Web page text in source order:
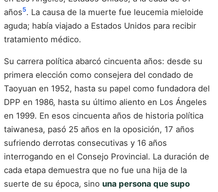
años5. La causa de la muerte fue leucemia mieloide
aguda; había viajado a Estados Unidos para recibir
tratamiento médico.
Su carrera política abarcó cincuenta años: desde su
primera elección como consejera del condado de
Taoyuan en 1952, hasta su papel como fundadora del
DPP en 1986, hasta su último aliento en Los Ángeles
en 1999. En esos cincuenta años de historia política
taiwanesa, pasó 25 años en la oposición, 17 años
sufriendo derrotas consecutivas y 16 años
interrogando en el Consejo Provincial. La duración de
cada etapa demuestra que no fue una hija de la
suerte de su época, sino una persona que supo